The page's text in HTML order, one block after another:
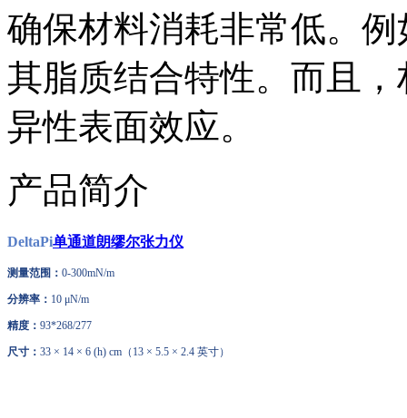
确保材料消耗非常低。
其脂质结合特性。而且
异性表面效应。
产品简介
DeltaPi单通道朗缪尔张力仪
测量范围： 0-300mN/m
分辨率： 10 μN/m
精度： 93*268/277
尺寸： 33 × 14 × 6 (h) cm（13 × 5.5 × 2.4 英寸）